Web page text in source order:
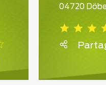
04720